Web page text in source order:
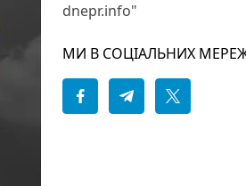
dnepr.info"
МИ В СОЦІАЛЬНИХ